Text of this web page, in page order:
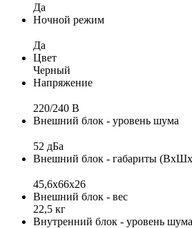
Да
Ночной режим
Да
Цвет
Черный
Напряжение
220/240 B
Внешний блок - уровень шума
52 дБа
Внешний блок - габариты
45,6х66х26
Внешний блок - вес
22,5 кг
Внутренний блок - уровень шума